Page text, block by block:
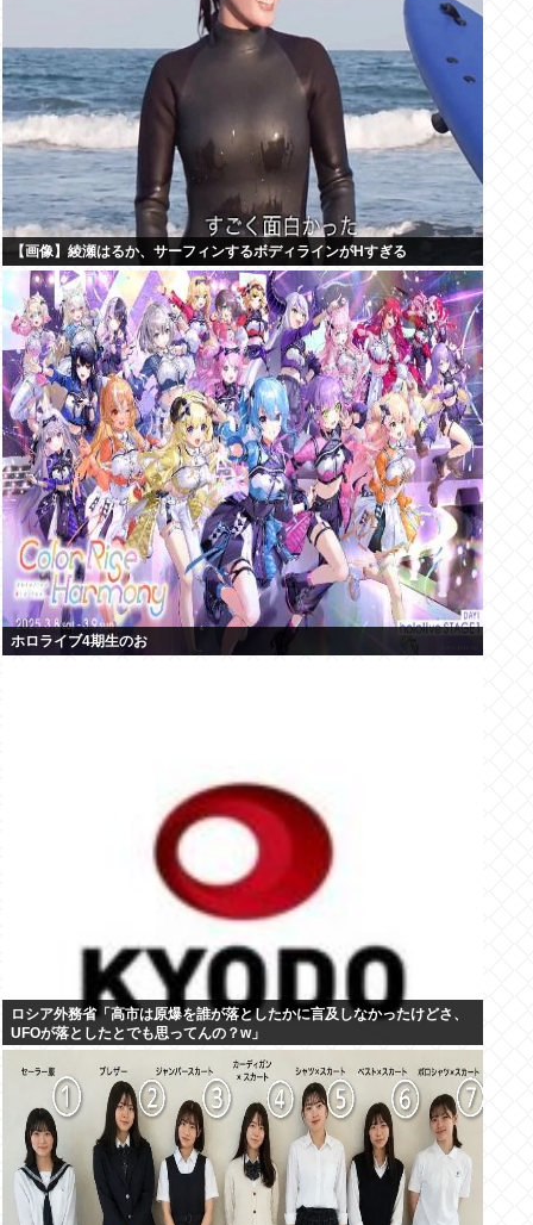
【画像】綾瀬はるか、サーフィンするボディラインがHすぎる
ホロライブ4期生のお
ロシア外務省「高市は原爆を誰が落としたかに言及しなかったけどさ、
UFOが落としたとでも思ってんの？w」